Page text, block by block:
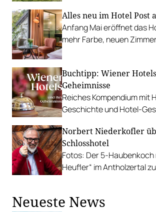
Übernachtung.
Alles neu im Hotel Post
Anfang Mai eröffnet das
mehr Farbe, neuen
Buchtipp: Wiener
Geheimnisse
Reiches Kompendium mit
Geschichte und Hotel-
zum heutigen Status quo.
Norbert Niederkofler
Schlosshotel
Fotos: Der 5-
Heufler“ im Antholzertal
Neueste News